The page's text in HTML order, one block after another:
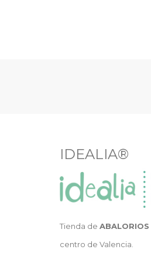
IDEALIA®
Tienda de ABALORIOS
centro de Valencia.